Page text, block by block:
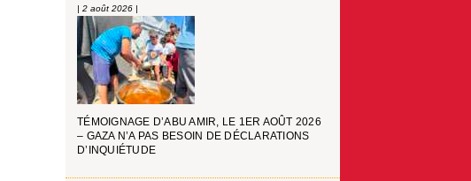
| 2 août 2026 |
TÉMOIGNAGE D’ABU AMIR, LE 1ER AOÛT 2026
– GAZA N’A PAS BESOIN DE DÉCLARATIONS
D’INQUIÉTUDE